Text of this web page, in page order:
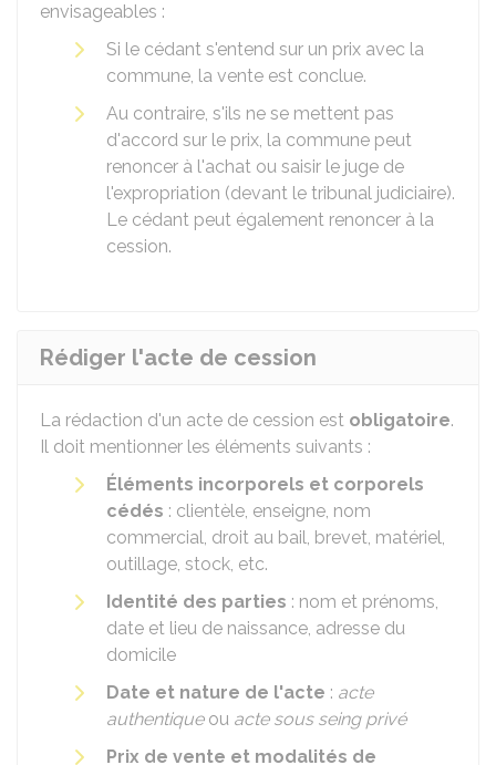
envisageables :
Si le cédant s'entend sur un prix avec la
commune, la vente est conclue.
Au contraire, s'ils ne se mettent pas
d'accord sur le prix, la commune peut
renoncer à l'achat ou saisir le juge de
l'expropriation (devant le tribunal judiciaire).
Le cédant peut également renoncer à la
cession.
Rédiger l'acte de cession
La rédaction d'un acte de cession est obligatoire.
Il doit mentionner les éléments suivants :
Éléments incorporels et corporels
cédés : clientèle, enseigne, nom
commercial, droit au bail, brevet, matériel,
outillage, stock, etc.
Identité des parties : nom et prénoms,
date et lieu de naissance, adresse du
domicile
Date et nature de l'acte : acte
authentiqueou acte sous seing privé
Prix de vente et modalités de